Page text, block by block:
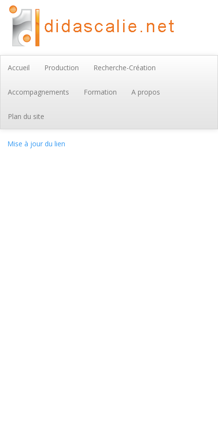
Accueil Production Recherche-Création
Accompagnements Formation A propos
Plan du site
Mise à jour du lien